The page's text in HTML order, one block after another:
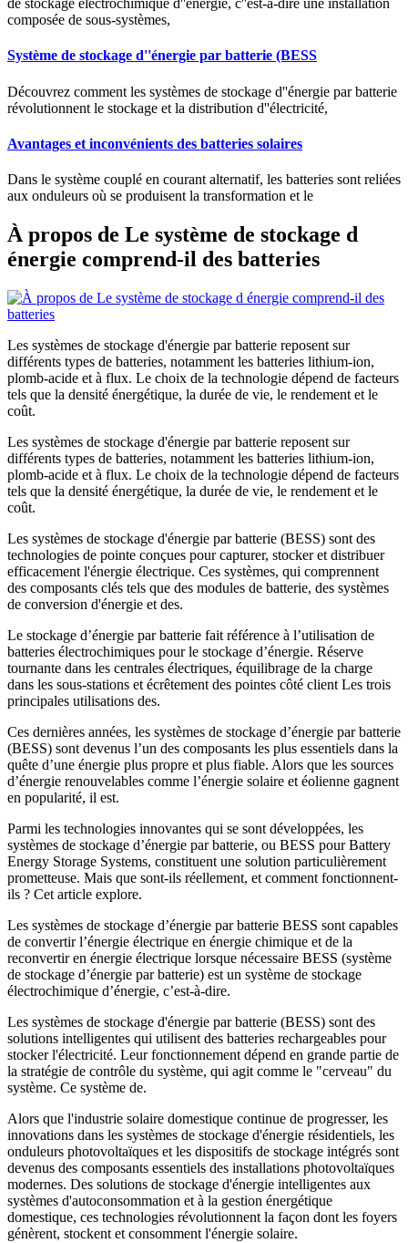
de stockage électrochimique d''énergie, c''est-à-dire une installation
composée de sous-systèmes,
Système de stockage d''énergie par batterie (BESS
Découvrez comment les systèmes de stockage d''énergie par batterie
révolutionnent le stockage et la distribution d''électricité,
Avantages et inconvénients des batteries solaires
Dans le système couplé en courant alternatif, les batteries sont reliées
aux onduleurs où se produisent la transformation et le
À propos de Le système de stockage d
énergie comprend-il des batteries
Les systèmes de stockage d'énergie par batterie reposent sur
différents types de batteries, notamment les batteries lithium-ion,
plomb-acide et à flux. Le choix de la technologie dépend de facteurs
tels que la densité énergétique, la durée de vie, le rendement et le
coût.
Les systèmes de stockage d'énergie par batterie reposent sur
différents types de batteries, notamment les batteries lithium-ion,
plomb-acide et à flux. Le choix de la technologie dépend de facteurs
tels que la densité énergétique, la durée de vie, le rendement et le
coût.
Les systèmes de stockage d'énergie par batterie (BESS) sont des
technologies de pointe conçues pour capturer, stocker et distribuer
efficacement l'énergie électrique. Ces systèmes, qui comprennent
des composants clés tels que des modules de batterie, des systèmes
de conversion d'énergie et des.
Le stockage d’énergie par batterie fait référence à l’utilisation de
batteries électrochimiques pour le stockage d’énergie. Réserve
tournante dans les centrales électriques, équilibrage de la charge
dans les sous-stations et écrêtement des pointes côté client Les trois
principales utilisations des.
Ces dernières années, les systèmes de stockage d’énergie par batterie
(BESS) sont devenus l’un des composants les plus essentiels dans la
quête d’une énergie plus propre et plus fiable. Alors que les sources
d’énergie renouvelables comme l’énergie solaire et éolienne gagnent
en popularité, il est.
Parmi les technologies innovantes qui se sont développées, les
systèmes de stockage d’énergie par batterie, ou BESS pour Battery
Energy Storage Systems, constituent une solution particulièrement
prometteuse. Mais que sont-ils réellement, et comment fonctionnent-
ils ? Cet article explore.
Les systèmes de stockage d’énergie par batterie BESS sont capables
de convertir l’énergie électrique en énergie chimique et de la
reconvertir en énergie électrique lorsque nécessaire BESS (système
de stockage d’énergie par batterie) est un système de stockage
électrochimique d’énergie, c’est-à-dire.
Les systèmes de stockage d'énergie par batterie (BESS) sont des
solutions intelligentes qui utilisent des batteries rechargeables pour
stocker l'électricité. Leur fonctionnement dépend en grande partie de
la stratégie de contrôle du système, qui agit comme le "cerveau" du
système. Ce système de.
Alors que l'industrie solaire domestique continue de progresser, les
innovations dans les systèmes de stockage d'énergie résidentiels, les
onduleurs photovoltaïques et les dispositifs de stockage intégrés sont
devenus des composants essentiels des installations photovoltaïques
modernes. Des solutions de stockage d'énergie intelligentes aux
systèmes d'autoconsommation et à la gestion énergétique
domestique, ces technologies révolutionnent la façon dont les foyers
génèrent, stockent et consomment l'énergie solaire.